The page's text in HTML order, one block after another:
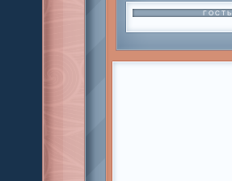
ГОСТЬ